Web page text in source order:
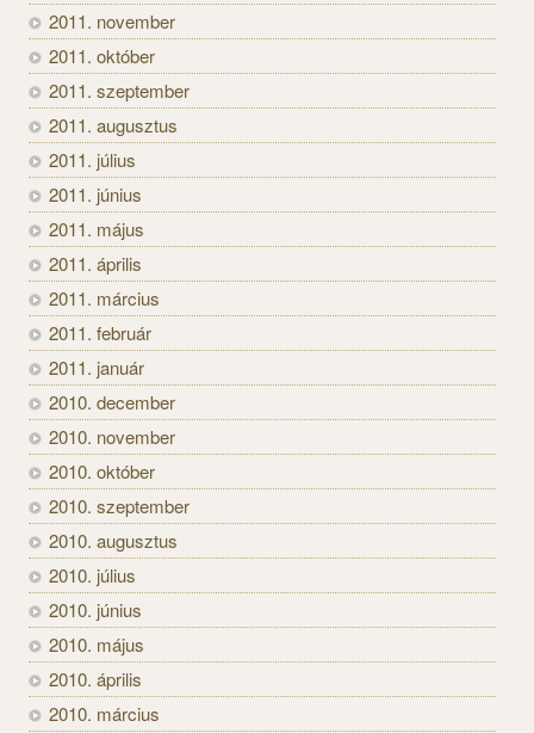
2011. november
2011. október
2011. szeptember
2011. augusztus
2011. július
2011. június
2011. május
2011. április
2011. március
2011. február
2011. január
2010. december
2010. november
2010. október
2010. szeptember
2010. augusztus
2010. július
2010. június
2010. május
2010. április
2010. március